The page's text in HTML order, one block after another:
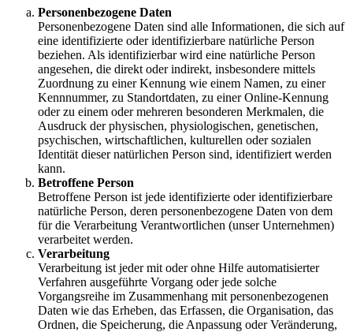
Personenbezogene Daten
Personenbezogene Daten sind alle Informationen, die sich auf
eine identifizierte oder identifizierbare natürliche Person
beziehen. Als identifizierbar wird eine natürliche Person
angesehen, die direkt oder indirekt, insbesondere mittels
Zuordnung zu einer Kennung wie einem Namen, zu einer
Kennnummer, zu Standortdaten, zu einer Online-Kennung
oder zu einem oder mehreren besonderen Merkmalen, die
Ausdruck der physischen, physiologischen, genetischen,
psychischen, wirtschaftlichen, kulturellen oder sozialen
Identität dieser natürlichen Person sind, identifiziert werden
kann.
Betroffene Person
Betroffene Person ist jede identifizierte oder identifizierbare
natürliche Person, deren personenbezogene Daten von dem
für die Verarbeitung Verantwortlichen (unser Unternehmen)
verarbeitet werden.
Verarbeitung
Verarbeitung ist jeder mit oder ohne Hilfe automatisierter
Verfahren ausgeführte Vorgang oder jede solche
Vorgangsreihe im Zusammenhang mit personenbezogenen
Daten wie das Erheben, das Erfassen, die Organisation, das
Ordnen, die Speicherung, die Anpassung oder Veränderung,